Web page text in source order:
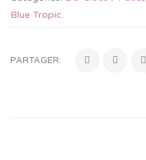
Blue Tropic.
PARTAGER: